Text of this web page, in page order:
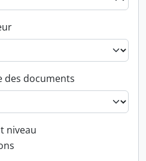
des documents
filter
niveau